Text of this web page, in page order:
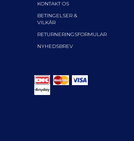
KONTAKT OS
BETINGELSER &
VILKÅR
RETURNERINGSFORMULAR
NYHEDSBREV